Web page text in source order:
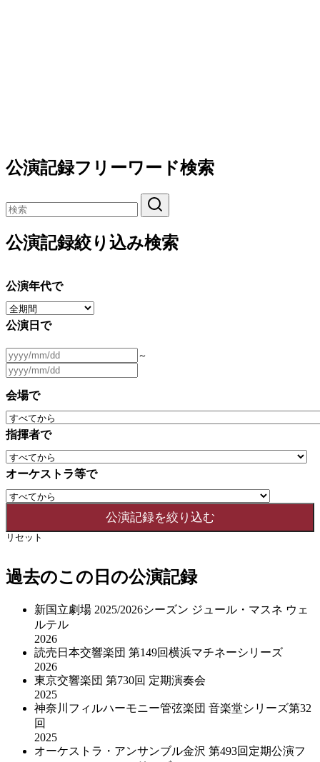
公演記録フリーワード検索
公演記録絞り込み検索
公演年代で
公演日で
～
会場で
指揮者で
オーケストラ等で
リセット
過去のこの日の公演記録
新国立劇場 2025/2026シーズン ジュール・マスネ ウェ
ルテル
2026
読売日本交響楽団 第149回横浜マチネーシリーズ
2026
東京交響楽団 第730回 定期演奏会
2025
神奈川フィルハーモニー管弦楽団 音楽堂シリーズ第32
回
2025
オーケストラ・アンサンブル金沢 第493回定期公演フ